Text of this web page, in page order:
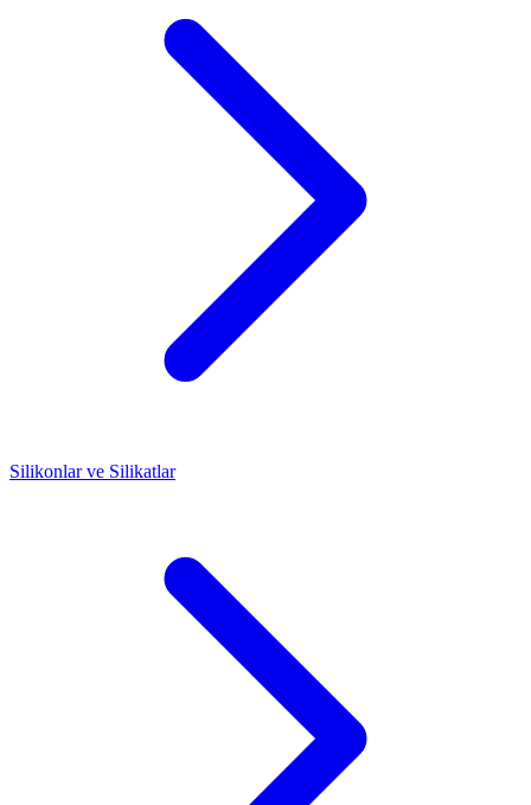
Silikonlar ve Silikatlar